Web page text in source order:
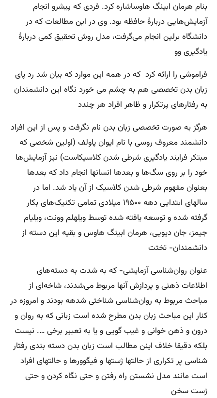
بنام هرمان ابینگ هاوساشاره کرد. فردی که پیشرو انجام
آزمایش‌هایی دربارهٔ حافظه بود. وی در این مطالعات که در
دانشگاه برلین انجام می‌گرفت، مدل روش تحقیق کمی دربارهٔ
یادگیری وو
فراموشی را ارائه کرد که در همه این موارد که بیان شد رد پای
زبان بدن تخصصی هم به چشم می خورد نگاه این دانشمندان
به رفتارهای پرتکرار و ظاهر افراد هر چندد
هرگز به صورت تخصصی زبان بدن نام نگرفت و پس از این افراد
دانشمند معروف روسی با نام ایوان پاولف (اولین شخصی که
مبتکر فرایند یادگیری شرطی شدن کلاسیکاست) نیز آزمایش‌ها
خود را بر روی سگ‌ها و بعدها انسانها انجام داد که بعدها
بعنوان مفهوم شرطی شدن کلاسیک از آن یاد شد. اما در
سالهای ابتدایی دهه ۱۹۵۰۰ میلادی تمامی تکنیک‌های بکار
گرفته شده و توسعه یافته شده توسط ویلهلم وونت، ویلیام
جیمز، جان دیویی، هرمان ابینگ هاوس و بقیه این دسته از
دانشمندان- تختت
عنوان روان‌شناسی آزمایشی- که به شدت به دسته‌های
اطلاعات ذهنی و پردازش آنها مربوط می‌شدند، شاخه‌ای از
مباحث مربوط به روان‌شناسی شناختی شدهه بودند و امروزه در
کنار این مباحث زبان بدن مطرح شده است زبانی که به روان و
درون و ذهن خوانی و غیب گویی و یا به تعبیر برخی …. نیست
بلکه دقیقا خلاف اینن مطالب است زبان بدن دسته بندی رفتار
شناسی پر تکراری از حالتها ژستها و فیگوورها و حالتهای افراد
است مانند مدل نشستن راه رفتن و حتی نگاه کردن و حتی
ژست سخن